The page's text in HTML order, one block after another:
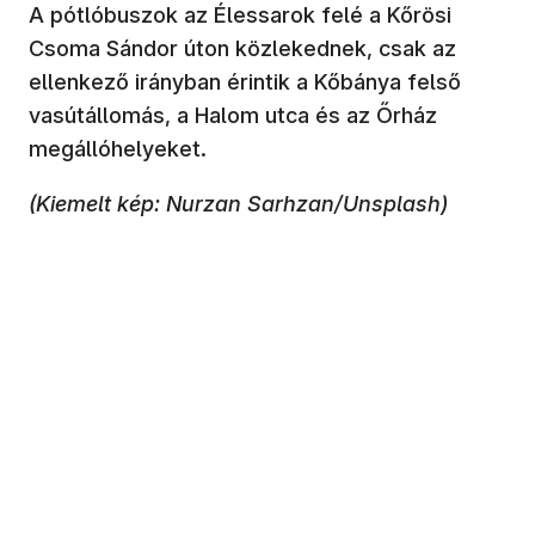
A pótlóbuszok az Élessarok felé a Kőrösi
Csoma Sándor úton közlekednek, csak az
ellenkező irányban érintik a Kőbánya felső
vasútállomás, a Halom utca és az Őrház
megállóhelyeket.
(Kiemelt kép: Nurzan Sarhzan/Unsplash)